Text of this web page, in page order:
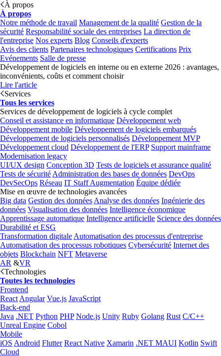
À propos
À propos
Notre méthode de travail Management de la qualité Gestion de la
sécurité Responsabilité sociale des entreprises La direction de
l'entreprise Nos experts Blog Conseils d'experts
Avis des clients Partenaires technologiques Certifications Prix
Evénements Salle de presse
Développement de logiciels en interne ou en externe 2026 : avantages,
inconvénients, coûts et comment choisir
Lire l'article
Services
Tous les services
Services de développement de logiciels à cycle complet
Conseil et assistance en informatique Développement web
Développement mobile Développement de logiciels embarqués
Développement de logiciels personnalisés Développement MVP
Développement cloud Développement de l'ERP Support mainframe
Modernisation legacy
UI/UX design Conception 3D Tests de logiciels et assurance qualité
Tests de sécurité Administration des bases de données DevOps
DevSecOps Réseau IT Staff Augmentation Équipe dédiée
Mise en œuvre de technologies avancées
Big data Gestion des données Analyse des données Ingénierie des
données Visualisation des données Intelligence économique
Apprentissage automatique Intelligence artificielle Science des données
Durabilité et ESG
Transformation digitale Automatisation des processus d'entreprise
Automatisation des processus robotiques Cybersécurité Internet des
objets Blockchain NFT Metaverse
AR &VR
Technologies
Toutes les technologies
Frontend
React Angular Vue.js JavaScript
Back-end
Java .NET Python PHP Node.js Unity Ruby Golang Rust C/C++
Unreal Engine Cobol
Mobile
iOS Android Flutter React Native Xamarin .NET MAUI Kotlin Swift
Cloud